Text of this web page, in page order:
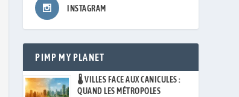
INSTAGRAM
PIMP MY PLANET
🌡️ VILLES FACE AUX CANICULES :
QUAND LES MÉTROPOLES